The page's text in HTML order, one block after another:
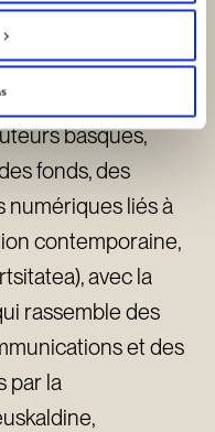
objets
: la Fondation
catalogues de
basques,
fonds, des
numériques liés à
contemporaine,
avec la
rassemble des
et des
par la